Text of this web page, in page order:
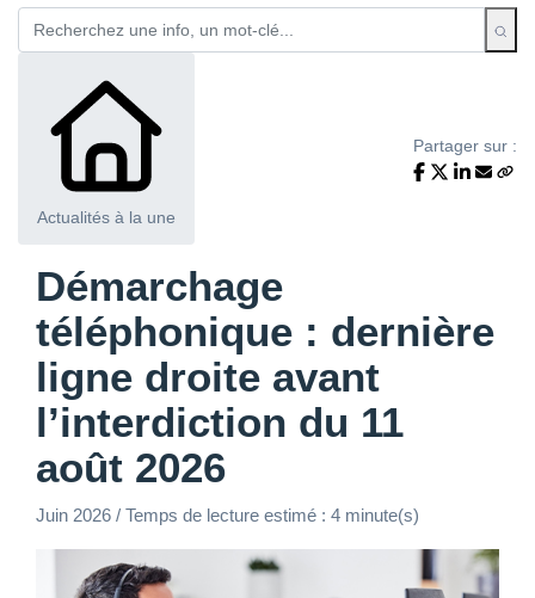
Actualités à la une
Partager sur :
Démarchage
téléphonique : dernière
ligne droite avant
l’interdiction du 11
août 2026
Juin 2026 / Temps de lecture estimé : 4 minute(s)